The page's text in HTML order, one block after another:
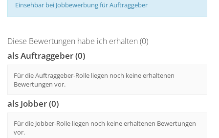
Einsehbar bei Jobbewerbung für Auftraggeber
Diese Bewertungen habe ich erhalten (0)
als Auftraggeber (0)
Für die Auftraggeber-Rolle liegen noch keine erhaltenen
Bewertungen vor.
als Jobber (0)
Für die Jobber-Rolle liegen noch keine erhaltenen Bewertungen
vor.